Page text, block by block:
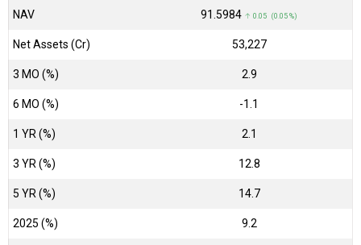
NAV ₹91.5984 ↑ 0.05 (0.05 %)
Net Assets (Cr) ₹53,227
3 MO (%) 2.9
6 MO (%) -1.1
1 YR (%) 2.1
3 YR (%) 12.8
5 YR (%) 14.7
2025 (%) 9.2